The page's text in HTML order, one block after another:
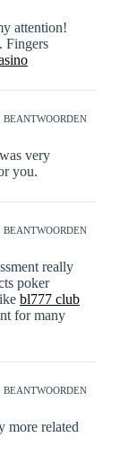
attention!
Fingers
BEANTWOORDEN
very
you.
BEANTWOORDEN
really
poker
bl777 club
for many
BEANTWOORDEN
more related